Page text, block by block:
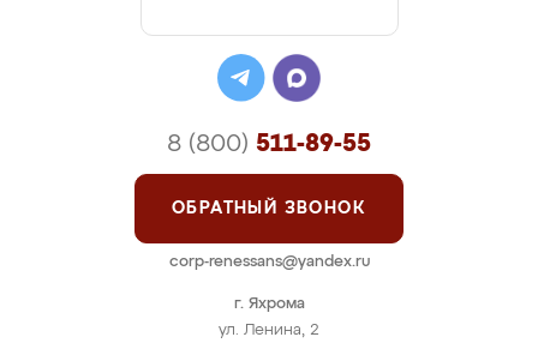
г. Яхрома
ул. Ленина, 2
8 (800) 511-89-55
ОБРАТНЫЙ ЗВОНОК
corp-renessans@yandex.ru